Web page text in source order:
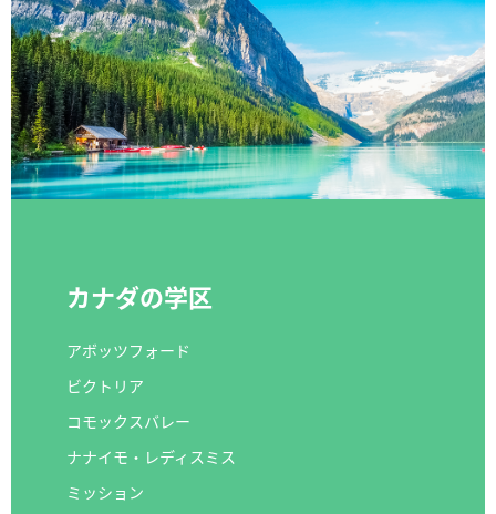
カナダの学区
アボッツフォード
ビクトリア
コモックスバレー
ナナイモ・レディスミス
ミッション